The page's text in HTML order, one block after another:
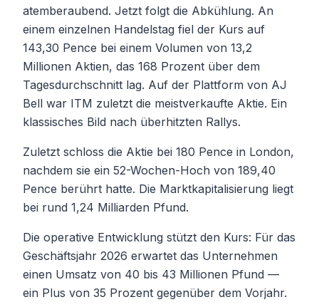
atemberaubend. Jetzt folgt die Abkühlung. An
einem einzelnen Handelstag fiel der Kurs auf
143,30 Pence bei einem Volumen von 13,2
Millionen Aktien, das 168 Prozent über dem
Tagesdurchschnitt lag. Auf der Plattform von AJ
Bell war ITM zuletzt die meistverkaufte Aktie. Ein
klassisches Bild nach überhitzten Rallys.
Zuletzt schloss die Aktie bei 180 Pence in London,
nachdem sie ein 52-Wochen-Hoch von 189,40
Pence berührt hatte. Die Marktkapitalisierung liegt
bei rund 1,24 Milliarden Pfund.
Die operative Entwicklung stützt den Kurs: Für das
Geschäftsjahr 2026 erwartet das Unternehmen
einen Umsatz von 40 bis 43 Millionen Pfund —
ein Plus von 35 Prozent gegenüber dem Vorjahr.